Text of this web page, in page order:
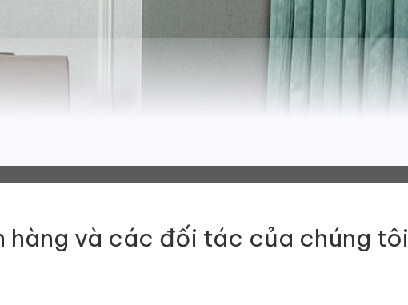
hàng và các đối tác của chúng tôi